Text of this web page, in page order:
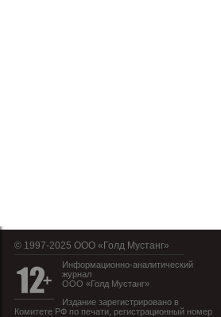
© 1997-2025 OOO «Голд Мустанг»
Информационно-аналитический
журнал
ООО «Голд Мустанг»
Издание зарегистрировано в
Комитете РФ по печати, регистрационный номер